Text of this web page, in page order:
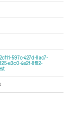
597c-427d-8ac7-
e3c0-4e21-8f82-